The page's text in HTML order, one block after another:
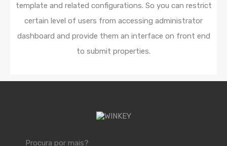
template and related configurations. So you can restrict
certain level of users from accessing administrator
dashboard and provide them an interface on front end
to submit properties.
Procura por mais?